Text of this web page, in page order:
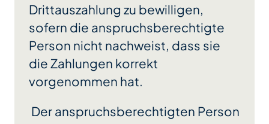
Drittauszahlung zu bewilligen,
sofern die anspruchsberechtigte
Person nicht nachweist, dass sie
die Zahlungen korrekt
vorgenommen hat.
Der anspruchsberechtigten Person